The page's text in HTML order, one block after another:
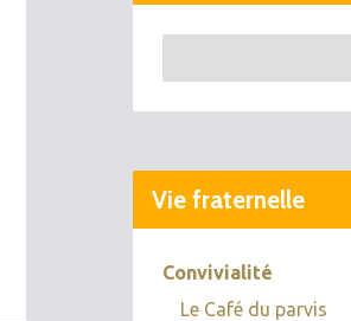
Vie fraternelle
Convivialité
Le Café du parvis